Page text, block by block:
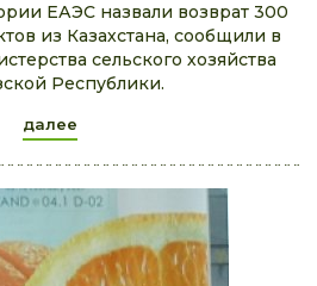
ЕАЭС назвали возврат 300
из Казахстана, сообщили в
сельского хозяйства
Республики.
далее